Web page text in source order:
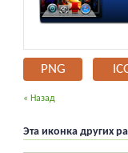
PNG
« Назад
Эта иконка других